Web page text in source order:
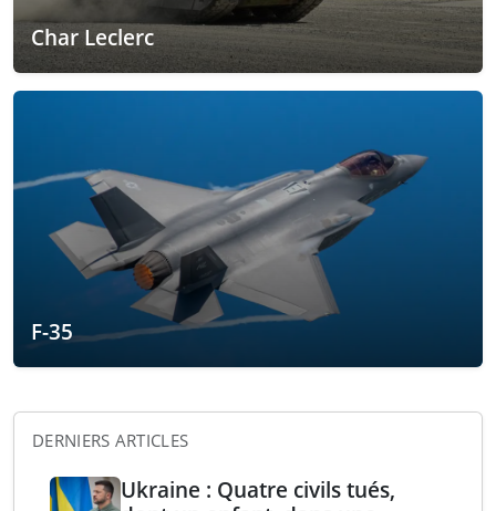
Char Leclerc
F-35
DERNIERS ARTICLES
Ukraine : Quatre civils tués,